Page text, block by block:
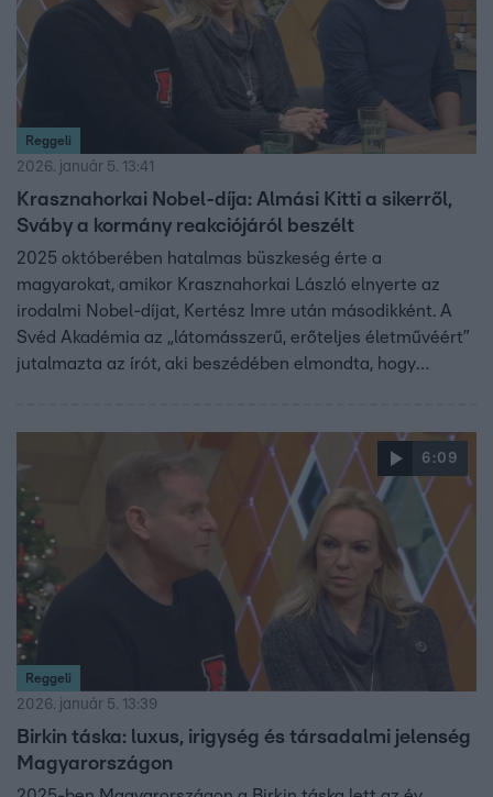
Reggeli
2026. január 5. 13:41
Krasznahorkai Nobel-díja: Almási Kitti a sikerről,
Sváby a kormány reakciójáról beszélt
2025 októberében hatalmas büszkeség érte a
magyarokat, amikor Krasznahorkai László elnyerte az
irodalmi Nobel-díjat, Kertész Imre után másodikként. A
Svéd Akadémia az „látomásszerű, erőteljes életművéért”
jutalmazta az írót, aki beszédében elmondta, hogy
kultúrkörben sokan nehezen hisznek a sikerben, és
gyakran társítanak hozzá negatív érzéseket. Sváby
András szerint pedig méltatlan volt a kormányoldal
ünneplése, többször hangsúlyozva, hogy más is kaphatta
volna a díjat.
6:09
Reggeli
2026. január 5. 13:39
Birkin táska: luxus, irigység és társadalmi jelenség
Magyarországon